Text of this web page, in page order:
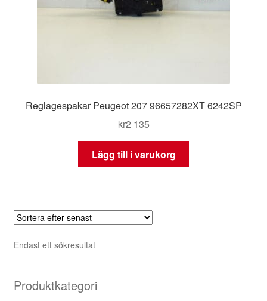
Reglagespakar Peugeot 207 96657282XT 6242SP
kr2 135
Lägg till i varukorg
Endast ett sökresultat
Produktkategori